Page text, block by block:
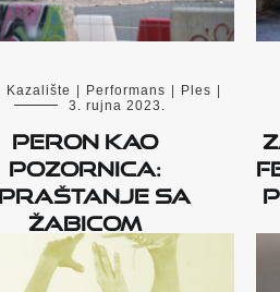
Kazalište | Performans | Ples |
3. rujna 2023.
Peron kao
pozornica:
sa
Žabicom